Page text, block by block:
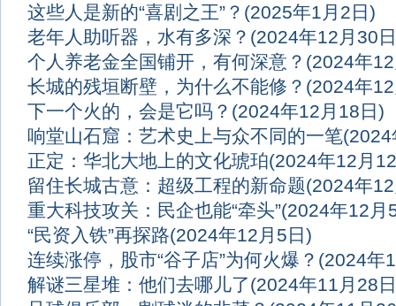
这些人是新的“喜剧之王”？ (2025年1月2日)
老年人助听器，水有多深？ (2024年12月30
个人养老金全国铺开，有何深意？ (2024年
长城的残垣断壁，为什么不能修？ (2024年
下一个火的，会是它吗？ (2024年12月18日)
响堂山石窟：艺术史上与众不同的一笔
正定：华北大地上的文化琥珀(2024年12月
留住长城古意：超级工程的新命题(2024年
重大科技攻关：民企也能“牵头”(2024年12月
“民资入铁”再探路(2024年12月5日)
连续涨停，股市“谷子店”为何火爆？ (2024年
解谜三星堆：他们去哪儿了(2024年11月28